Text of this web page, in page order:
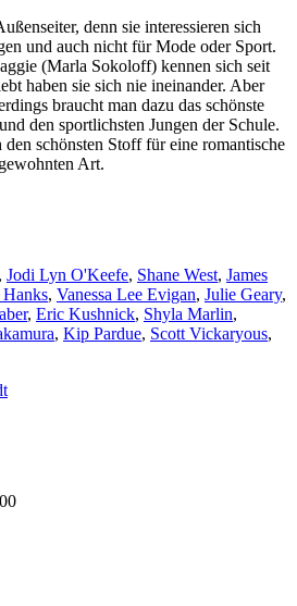
denn sie interessieren sich
und auch nicht für Mode oder Sport.
(Marla Sokoloff) kennen sich seit
haben sie sich nie ineinander. Aber
braucht man dazu das schönste
den sportlichsten Jungen der Schule.
schönsten Stoff für eine romantische
Art.
Jodi Lyn O'Keefe, Shane West, James
, Vanessa Lee Evigan, Julie Geary,
, Eric Kushnick, Shyla Marlin,
, Kip Pardue, Scott Vickaryous,